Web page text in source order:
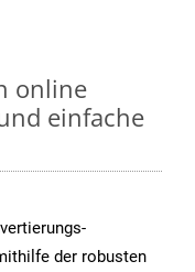
online
einfache
der robusten